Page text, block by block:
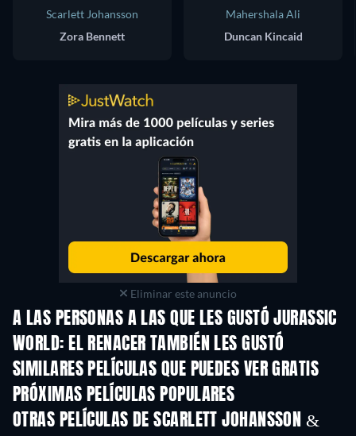
Scarlett Johansson
Zora Bennett
Mahershala Ali
Duncan Kincaid
Eliminar este anuncio
A LAS PERSONAS A LAS QUE LES GUSTÓ JURASSIC
WORLD: EL RENACER TAMBIÉN LES GUSTÓ
SIMILARES PELÍCULAS QUE PUEDES VER GRATIS
PRÓXIMAS PELÍCULAS POPULARES
OTRAS PELÍCULAS DE SCARLETT JOHANSSON &